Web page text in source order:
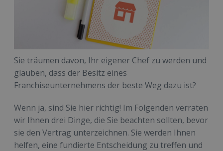
Sie träumen davon, Ihr eigener Chef zu werden und
glauben, dass der Besitz eines
Franchiseunternehmens der beste Weg dazu ist?
Wenn ja, sind Sie hier richtig! Im Folgenden verraten
wir Ihnen drei Dinge, die Sie beachten sollten, bevor
sie den Vertrag unterzeichnen. Sie werden Ihnen
helfen, eine fundierte Entscheidung zu treffen und